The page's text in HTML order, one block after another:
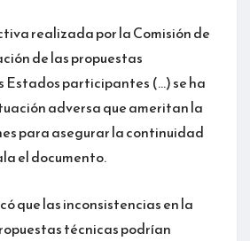
realizada por la Comisión de
de las propuestas
Estados participantes (…) se ha
adversa que ameritan la
para asegurar la continuidad
el documento.
que las inconsistencias en la
técnicas podrían